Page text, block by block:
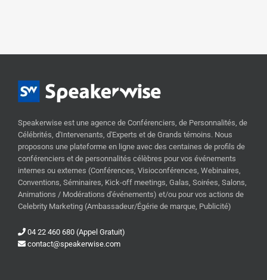
Speakerwise est une agence de Conférenciers, de Personnalités, de
Célébrités, d'Intervenants, d'Experts et de Grands témoins. Nous
proposons une plateforme en ligne avec des centaines de profils de
conférenciers et de personnalités célèbres pour vos événements
internes ou externes (Conférences, Visioconférences, Webinaires,
Conventions, Séminaires, Kick-off meetings, Galas, Soirées, Salons,
Animations / Modérations d'événements) et/ou pour vos actions de
Celebrity Marketing (Ambassadeur/Égérie de marque, Publicité)
04 22 460 680 (Appel Gratuit)
contact@speakerwise.com